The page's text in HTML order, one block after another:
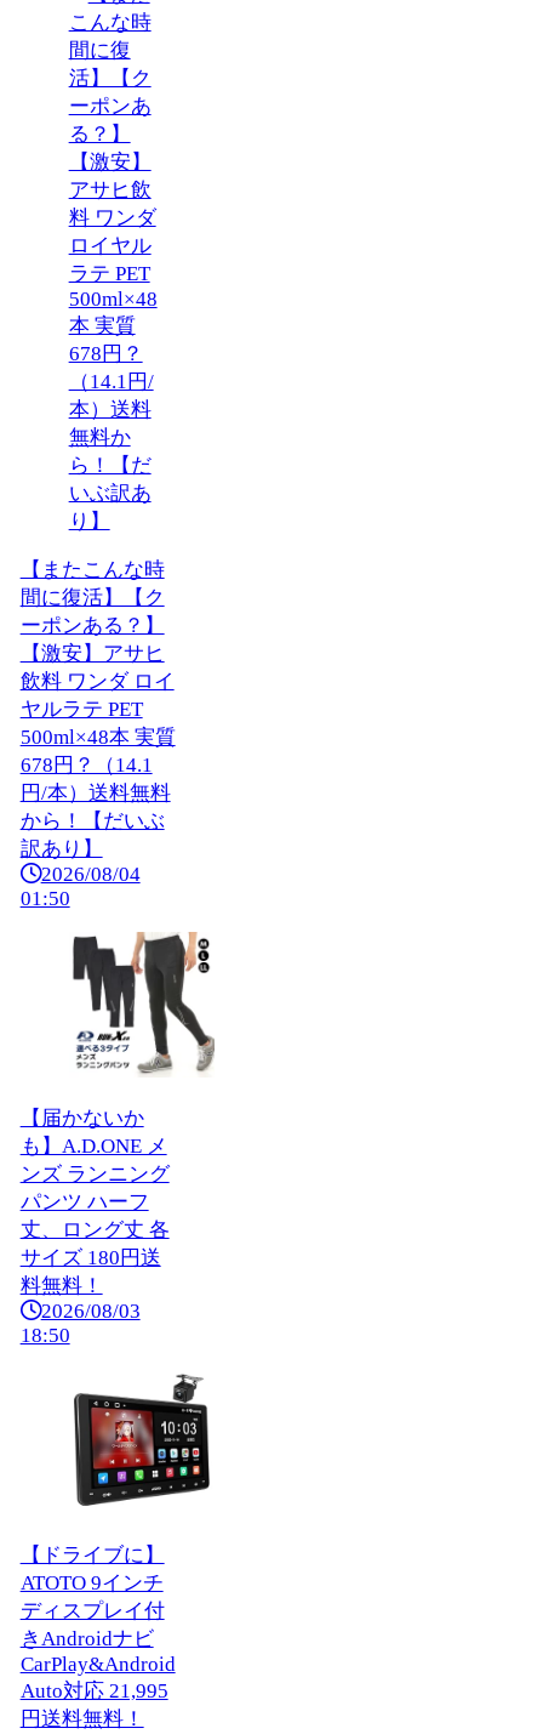
【またこんな時
間に復活】【ク
ーポンある？】
【激安】アサヒ
飲料 ワンダ ロイ
ヤルラテ PET
500ml×48本 実質
678円？（14.1
円/本）送料無料
から！【だいぶ
訳あり】
2026/08/04
01:50
【届かないか
も】A.D.ONE メ
ンズ ランニング
パンツ ハーフ
丈、ロング丈 各
サイズ 180円送
料無料！
2026/08/03
18:50
【ドライブに】
ATOTO 9インチ
ディスプレイ付
きAndroidナビ
CarPlay&Android
Auto対応 21,995
円送料無料！